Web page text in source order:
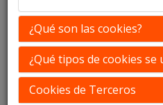
¿Qué son las cookies?
¿Qué tipos de cookies
Cookies de Terceros